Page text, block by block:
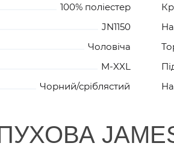
100% поліестер
JN1150
Чоловіча
M-XXL
Чорний/сріблястий